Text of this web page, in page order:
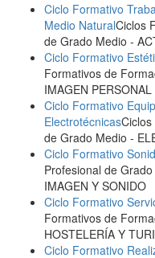
Ciclo Formativo
Medio NaturalCiclos
de Grado Medio -
Ciclo Formativo
Formativos de
IMAGEN PERSONAL
Ciclo Formativo
Electrotécnicas
de Grado Medio -
Ciclo Formativo
Profesional de
IMAGEN Y SONIDO
Ciclo Formativo
Formativos de
HOSTELERÍA Y
Ciclo Formativo